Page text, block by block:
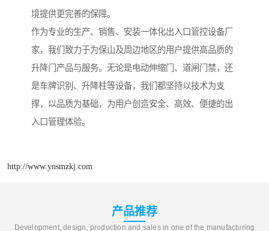
境提供更完善的保障。
作为专业的生产、销售、安装一体化出入口管控设备厂
家，我们致力于为保山及周边地区的用户提供高品质的
升降门产品与服务。无论是电动伸缩门、道闸门禁，还
是车牌识别、升降柱等设备，我们都坚持以技术为支
撑，以品质为基础，为用户创造安全、高效、便捷的出
入口管理体验。
http://www.ynsmzkj.com
产品推荐
Development, design, production and sales in one of the manufacturing